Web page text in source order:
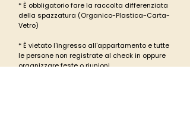
* È obbligatorio fare la raccolta differenziata
della spazzatura (Organico-Plastica-Carta-
Vetro)
* È vietato l'ingresso all'appartamento e tutte
le persone non registrate al check in oppure
organizzare feste o riunioni